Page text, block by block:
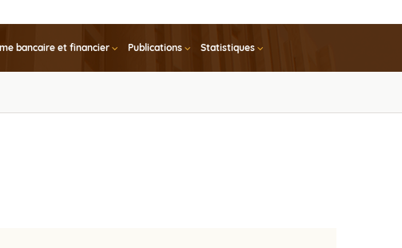
bancaire et financier Publications Statistiques